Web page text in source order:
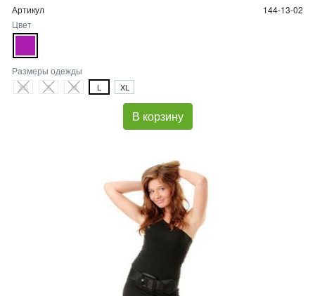
Артикул
144-13-02
Цвет
Размеры одежды
XS S M L XL
В корзину